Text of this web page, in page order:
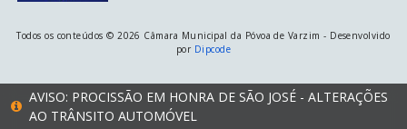
Todos os conteúdos © 2026 Câmara Municipal da Póvoa de Varzim - Desenvolvido
por Dipcode
AVISO: PROCISSÃO EM HONRA DE SÃO JOSÉ - ALTERAÇÕES
AO TRÂNSITO AUTOMÓVEL